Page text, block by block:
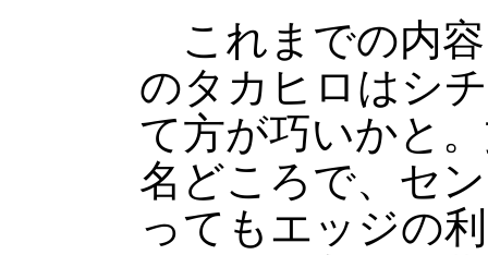
これまでの内
のタカヒロはシ
て方が巧いかと
名どころで、セ
ってもエッジの